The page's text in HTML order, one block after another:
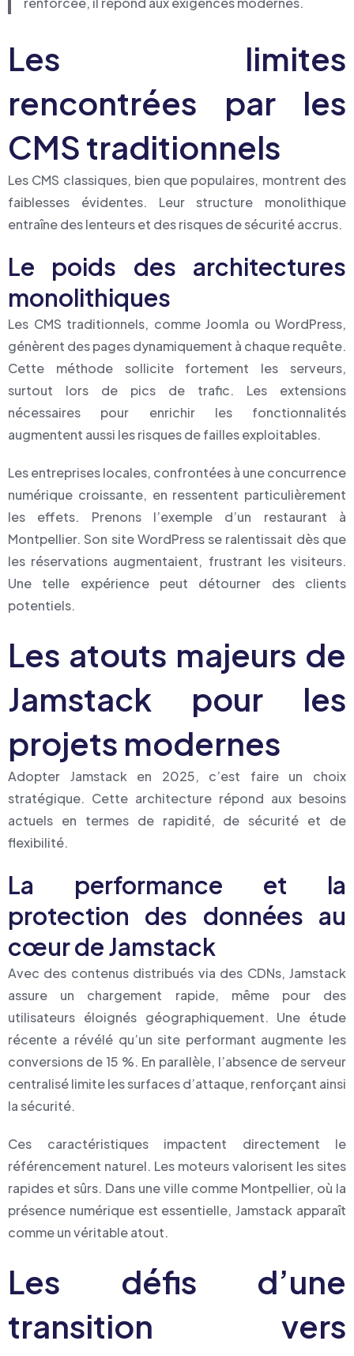
Les limites
rencontrées par les
CMS traditionnels
Les CMS classiques, bien que populaires, montrent des
faiblesses évidentes. Leur structure monolithique
entraîne des lenteurs et des risques de sécurité accrus.
Le poids des architectures
monolithiques
Les CMS traditionnels, comme Joomla ou WordPress,
génèrent des pages dynamiquement à chaque requête.
Cette méthode sollicite fortement les serveurs,
surtout lors de pics de trafic. Les extensions
nécessaires pour enrichir les fonctionnalités
augmentent aussi les risques de failles exploitables.
Les entreprises locales, confrontées à une concurrence
numérique croissante, en ressentent particulièrement
les effets. Prenons l’exemple d’un restaurant à
Montpellier. Son site WordPress se ralentissait dès que
les réservations augmentaient, frustrant les visiteurs.
Une telle expérience peut détourner des clients
potentiels.
Les atouts majeurs de
Jamstack pour les
projets modernes
Adopter Jamstack en 2025, c’est faire un choix
stratégique. Cette architecture répond aux besoins
actuels en termes de rapidité, de sécurité et de
flexibilité.
La performance et la
protection des données au
cœur de Jamstack
Avec des contenus distribués via des CDNs, Jamstack
assure un chargement rapide, même pour des
utilisateurs éloignés géographiquement. Une étude
récente a révélé qu’un site performant augmente les
conversions de 15 %. En parallèle, l’absence de serveur
centralisé limite les surfaces d’attaque, renforçant ainsi
la sécurité.
Ces caractéristiques impactent directement le
référencement naturel. Les moteurs valorisent les sites
rapides et sûrs. Dans une ville comme Montpellier, où la
présence numérique est essentielle, Jamstack apparaît
comme un véritable atout.
Les défis d’une
transition vers